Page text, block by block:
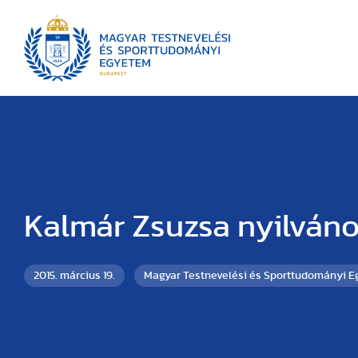
Kalmár Zsuzsa
2015. március 19. Magyar Testnevelési és Sporttudományi